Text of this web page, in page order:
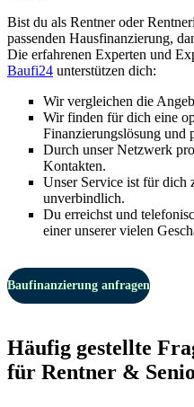
Bist du als Rentner oder
passenden Hausfinanzierung,
Die erfahrenen Experten und
Baufi24 unterstützen dich:
Wir vergleichen die
Wir finden für dich eine
Finanzierungslösung und
Durch unser Netzwerk
Kontakten.
Unser Service ist für dich
unverbindlich.
Du erreichst und
einer unserer vielen
Baufinanzierung anfragen
Häufig gestellte
für Rentner &